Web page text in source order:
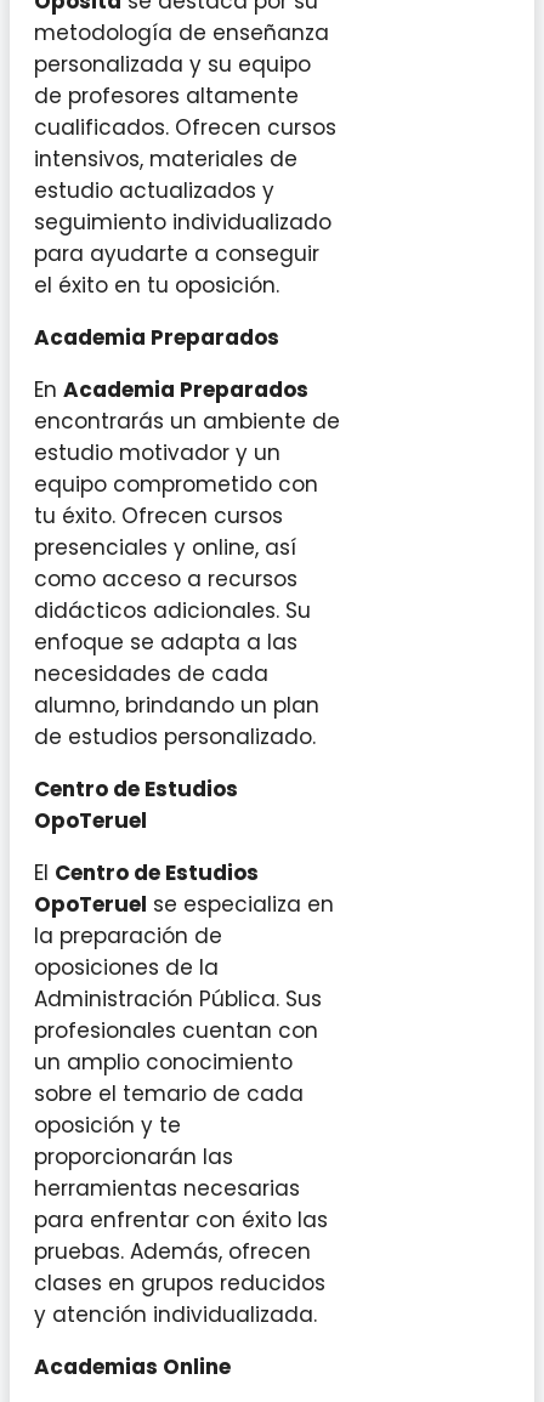
metodología de enseñanza
personalizada y su equipo
de profesores altamente
cualificados. Ofrecen cursos
intensivos, materiales de
estudio actualizados y
seguimiento individualizado
para ayudarte a conseguir
el éxito en tu oposición.
Academia Preparados
En Academia Preparados
encontrarás un ambiente de
estudio motivador y un
equipo comprometido con
tu éxito. Ofrecen cursos
presenciales y online, así
como acceso a recursos
didácticos adicionales. Su
enfoque se adapta a las
necesidades de cada
alumno, brindando un plan
de estudios personalizado.
Centro de Estudios
OpoTeruel
El Centro de Estudios
OpoTeruel se especializa en
la preparación de
oposiciones de la
Administración Pública. Sus
profesionales cuentan con
un amplio conocimiento
sobre el temario de cada
oposición y te
proporcionarán las
herramientas necesarias
para enfrentar con éxito las
pruebas. Además, ofrecen
clases en grupos reducidos
y atención individualizada.
Academias Online